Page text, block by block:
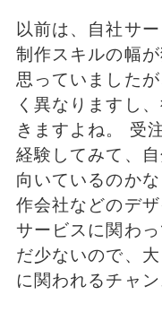
以前は、自社サ
制作スキルの幅
思っていました
く異なりますし
きますよね。 受
経験してみて、
向いているのか
作会社などのデ
サービスに関わ
だ少ないので、
に関われるチャ